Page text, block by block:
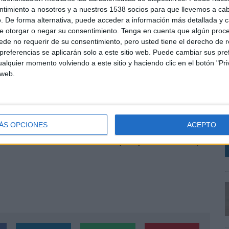
a nosotros y a nuestros 1538 socios para que llevemos a
De forma alternativa, puede acceder a información más detallada y
otorgar o negar su consentimiento. Tenga en cuenta que algún
no requerir de su consentimiento, pero usted tiene el derecho de
se aplicarán solo a este sitio web. Puede cambiar sus
momento volviendo a este sitio y haciendo clic en el botón
OPCIONES ACEPTO
con Sergio Fernández; ‘Pescados y mariscos’,
Vallejo-Nágera; ‘Los 22 minutos de Julius’, o ‘La
También destacan formatos centrados en platos
a guisos y recetas populares, o ‘Al grano’,
categorías como Cocina tradicional, Cocina fácil,
conforme se incorporen nuevos
el creciente interés por la gastronomía
identidad, entretenimiento y estilo de vida, un
del ecosistema audiovisual y de plataformas bajo